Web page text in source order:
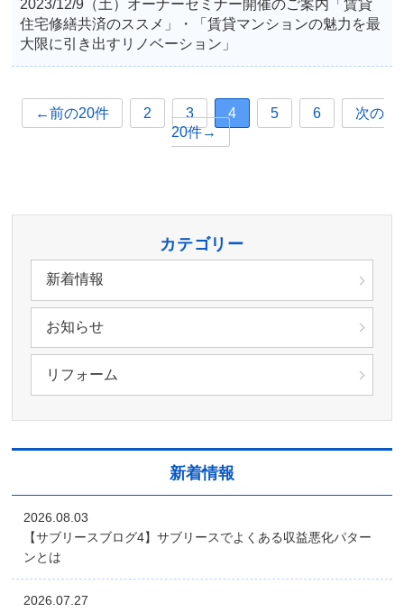
2023/12/9（土）オーナーセミナー開催のご案内「賃貸
住宅修繕共済のススメ」・「賃貸マンションの魅力を最
大限に引き出すリノベーション」
←前の20件 2 3 4 5 6
次の
20件→
カテゴリー
新着情報
お知らせ
リフォーム
新着情報
2026.08.03
【サブリースブログ4】サブリースでよくある収益悪化パター
ンとは
2026.07.27